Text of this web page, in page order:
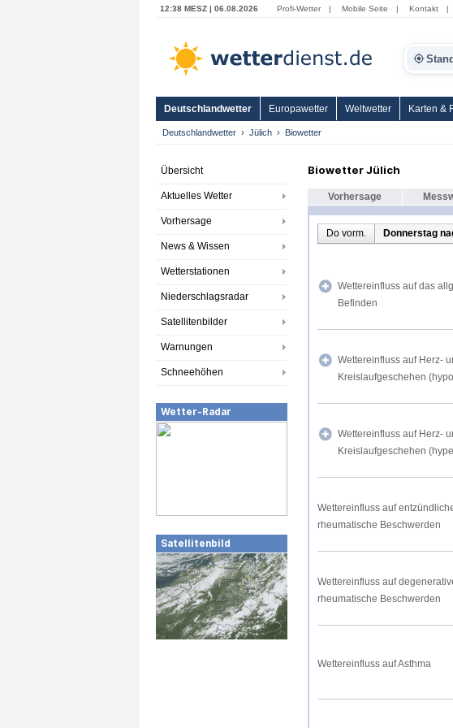
12:38 MESZ | 06.08.2026 Profi-Wetter | Mobile Seite | Kontakt |
Deutschlandwetter Europawetter Weltwetter Karten &
Deutschlandwetter Jülich Biowetter
Übersicht
Aktuelles Wetter
Vorhersage
News & Wissen
Wetterstationen
Niederschlagsradar
Satellitenbilder
Warnungen
Schneehöhen
Wetter-Radar
Satellitenbild
Biowetter Jülich
Vorhersage
Do vorm. Donnerstag
Wettereinfluss auf das
Befinden
Wettereinfluss auf Herz-
Kreislaufgeschehen
Wettereinfluss auf Herz-
Kreislaufgeschehen
Wettereinfluss auf
rheumatische Beschwerden
Wettereinfluss auf
rheumatische Beschwerden
Wettereinfluss auf Asthma